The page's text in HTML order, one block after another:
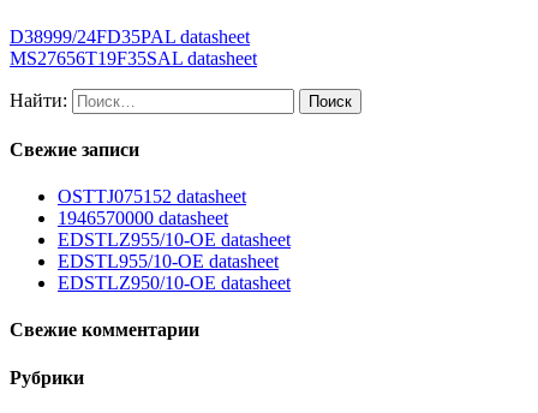
D38999/24FD35PAL datasheet
MS27656T19F35SAL datasheet
Найти:
Свежие записи
OSTTJ075152 datasheet
1946570000 datasheet
EDSTLZ955/10-OE datasheet
EDSTL955/10-OE datasheet
EDSTLZ950/10-OE datasheet
Свежие комментарии
Рубрики